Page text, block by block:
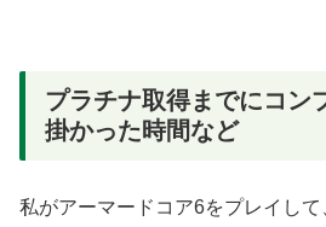
プラチナ取得までにコン
掛かった時間など
私がアーマードコア6をプレイし